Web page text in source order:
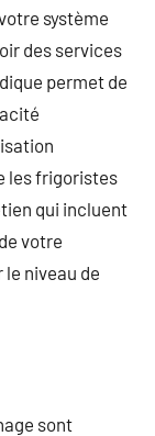
système
des services
permet de
les frigoristes
qui incluent
votre
niveau de
sont